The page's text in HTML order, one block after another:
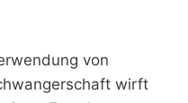
von
wirft